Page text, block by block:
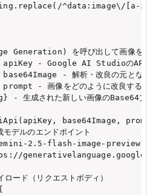
^data:image\/[a-
を呼び出して画像を
- Google AI StudioのAPI
- 解析・改良の元となる
- 画像をどのように改良するか
成された新しい画像のBase64文
base64Image,
デルのエンドポイント
2.5-flash-image-
ード（リクエストボディ）